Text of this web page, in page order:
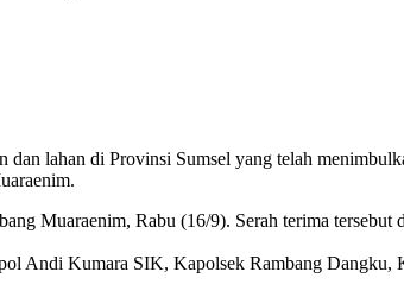
lahan di Provinsi Sumsel yang telah
Muaraenim, Rabu (16/9). Serah terima
Andi Kumara SIK, Kapolsek Rambang Dangku,